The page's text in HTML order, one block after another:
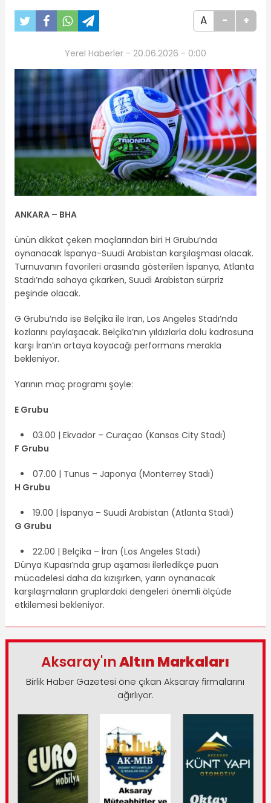
A - +
Yerel Haberler - 20.06.2026 - 0:00
ANKARA – BHA
ünün dikkat çeken maçlarından biri H Grubu’nda
oynanacak İspanya-Suudi Arabistan karşılaşması olacak.
Turnuvanın favorileri arasında gösterilen İspanya, Atlanta
Stadı’nda sahaya çıkarken, Suudi Arabistan sürpriz
peşinde olacak.
G Grubu’nda ise Belçika ile İran, Los Angeles Stadı’nda
kozlarını paylaşacak. Belçika’nın yıldızlarla dolu kadrosuna
karşı İran’ın ortaya koyacağı performans merakla
bekleniyor.
Yarının maç programı şöyle:
E Grubu
03.00 | Ekvador – Curaçao (Kansas City Stadı)
F Grubu
07.00 | Tunus – Japonya (Monterrey Stadı)
H Grubu
19.00 | İspanya – Suudi Arabistan (Atlanta Stadı)
G Grubu
22.00 | Belçika – İran (Los Angeles Stadı)
Dünya Kupası’nda grup aşaması ilerledikçe puan
mücadelesi daha da kızışırken, yarın oynanacak
karşılaşmaların gruplardaki dengeleri önemli ölçüde
etkilemesi bekleniyor.
Aksaray'ınAltın Markaları
Birlik Haber Gazetesi öne çıkan Aksaray firmalarını
ağırlıyor.